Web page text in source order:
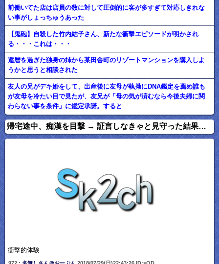
前働いてた店は店員の数に対して圧倒的に客が多すぎて対応しきれな
い事がしょっちゅうあった
【鬼砲】自殺した竹内結子さん、新たな衝撃エピソードが明かされ
る・・・これは・・・
還暦を過ぎた独身の姉から某田舎町のリゾートマンションを購入しよ
うかと思うと相談された
友人の兄がデキ婚をして、出産後に友母が執拗にDNA鑑定を薦め誰も
が友母を冷たい目で見たが、友兄が「母の気が済むなら今後夫婦に関
わらない事を条件」に鑑定承諾。すると
帰宅途中、痴漢を目撃 → 証言しなきゃと見守った結果…
衝撃的体験